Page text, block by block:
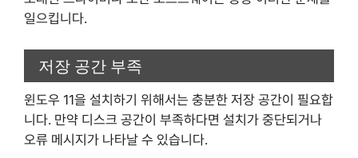
일으킵니다.
저장 공간 부족
윈도우 11을 설치하기 위해서는 충분한 저장 공간이 필요합
니다. 만약 디스크 공간이 부족하다면 설치가 중단되거나
오류 메시지가 나타날 수 있습니다.